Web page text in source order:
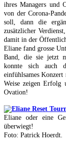
ihres Managers und
von der Corona-
soll, dann die
zusätzlicher
damit in der
Eliane fand grosse
Band, die sie jetzt
konnte sich auch
einfühlsames
Weise zeigen Erfolg
Ovation!
Eliane oder eine
überwiegt!
Foto: Patrick Hoerdt.